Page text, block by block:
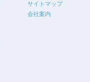
サイトマップ
会社案内